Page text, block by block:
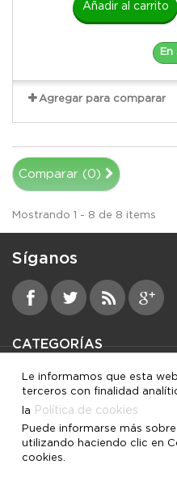
Añadir al carrito
Agregar para comparar
Comparar (0 )
Mostrando 1 - 8 de 8 items
Síganos
CATEGORÍAS
INFORMACIÓN
MI CUENTA
INFORMACIÓN SOBRE
Le informamos que esta
terceros con finalidad
la Política de cookies
Puede informarse más
utilizando haciendo clic en
cookies.